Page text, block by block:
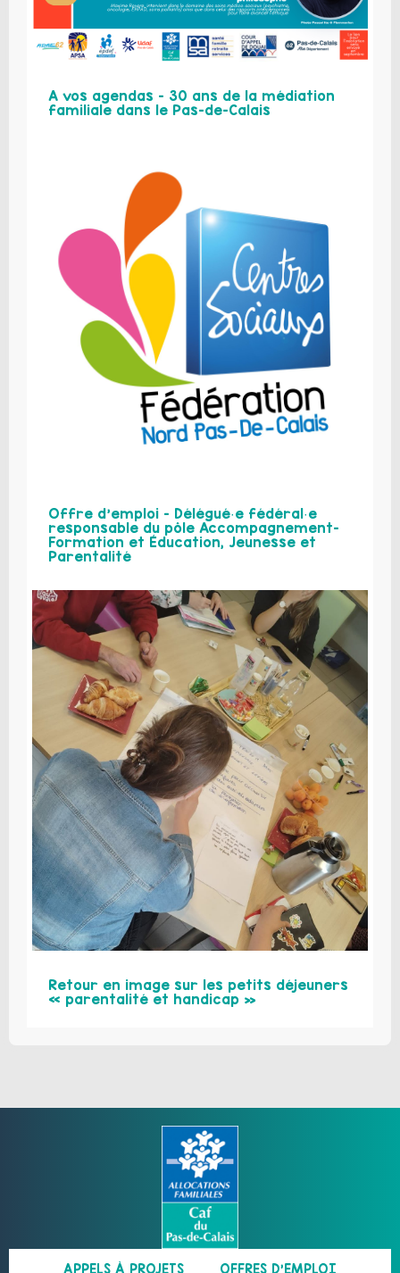
A vos agendas – 30 ans de la médiation
familiale dans le Pas-de-Calais
Offre d’emploi – Délégué·e fédéral·e
responsable du pôle Accompagnement-
Formation et Éducation, Jeunesse et
Parentalité
Retour en image sur les petits déjeuners
« parentalité et handicap »
APPELS À PROJETS OFFRES D’EMPLOI